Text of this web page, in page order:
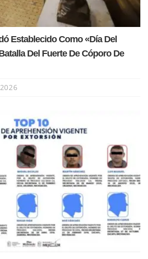
Establecido Como «Día Del
Del Fuerte De Cóporo De